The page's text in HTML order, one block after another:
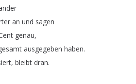
an und sagen
genau,
ausgegeben haben.
, bleibt dran.